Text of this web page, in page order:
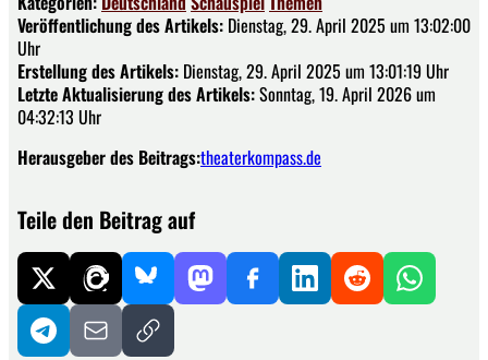
Veröffentlichung des Artikels: Dienstag, 29. April 2025 um 13:02:00
Uhr
Erstellung des Artikels: Dienstag, 29. April 2025 um 13:01:19 Uhr
Letzte Aktualisierung des Artikels:Sonntag, 19. April 2026 um
04:32:13 Uhr
Herausgeber des Beitrags:theaterkompass.de
Teile den Beitrag auf